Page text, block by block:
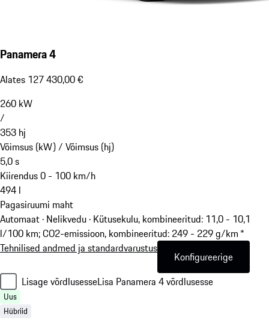
Panamera 4
Alates 127 430,00 €
260 kW
/
353 hj
Võimsus (kW) / Võimsus (hj)
5,0s
Kiirendus 0 - 100 km/h
494 l
Pagasiruumi maht
Automaat · Nelikvedu · Kütusekulu, kombineeritud: 11,0 - 10,1
l/100 km; CO2-emissioon, kombineeritud: 249 - 229 g/km *
Tehnilised andmed ja standardvarustus
Konfigureerige
Lisage võrdlusesseLisa Panamera 4 võrdlusesse
Uus
Hübriid